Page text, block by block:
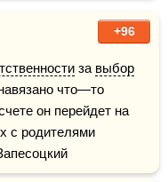
+96
за выбор
что—то
он перейдет на
с родителями